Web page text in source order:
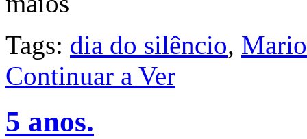
Tags: dia do silêncio,
Continuar a Ver
5 anos.